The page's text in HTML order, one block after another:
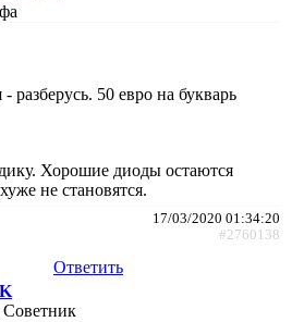
разберусь. 50 евро на букварь
Хорошие диоды остаются
не становятся.
17/03/2020 01:34:20
#2760138
Ответить